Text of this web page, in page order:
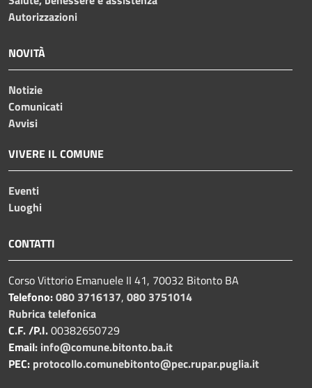
Autorizzazioni
NOVITÀ
Notizie
Comunicati
Avvisi
VIVERE IL COMUNE
Eventi
Luoghi
CONTATTI
Corso Vittorio Emanuele II 41, 70032 Bitonto BA
Telefono:080 3716137, 080 3751014
Rubrica telefonica
C.F. /P.I.00382650729
Email: info@comune.bitonto.ba.it
PEC: protocollo.comunebitonto@pec.rupar.puglia.it